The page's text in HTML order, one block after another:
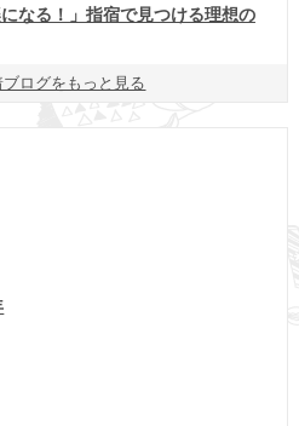
になる！」指宿で見つける理想の
ログをもっと見る